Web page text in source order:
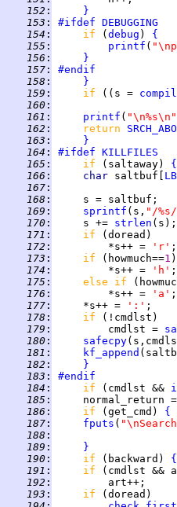
152 :
}
153 : #ifdef DEBUGGING
154 : if ( debug ) {
155 : printf (
156 :
}
157 :
#endif
158 :
}
159 : if ((s =
160 :
161 : printf ( "\n%s\n"
162 : return
163 :
}
164 : #ifdef KILLFILES
165 : if (saltaway) {
166 : char saltbuf[
167 :
168 :
169 : sprintf (s, "/
170 :
     s +=
strlen
171 : if
172 :
         *s++ =
'r'
173 : if (howmuch==1
174 :
         *s++ =
'h'
175 : else if
176 :
         *s++ =
'a'
177 :
     *s++ =
':'
178 : if
179 :
         cmdlst =
180 : safecpy
181 :
kf_append
182 :
}
183 :
#endif
184 : if (cmdlst &&
185 :
normal_return
186 : if (get_cmd) {
187 : fputs (
188 :
189 :
}
190 : if (backward) {
191 :
if
192 :
193 : if